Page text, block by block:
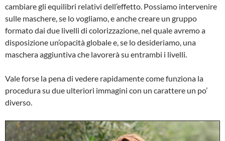
cambiare gli equilibri relativi dell’effetto. Possiamo intervenire
sulle maschere, se lo vogliamo, e anche creare un gruppo
formato dai due livelli di colorizzazione, nel quale avremo a
disposizione un’opacità globale e, se lo desideriamo, una
maschera aggiuntiva che lavorerà su entrambi i livelli.
Vale forse la pena di vedere rapidamente come funziona la
procedura su due ulteriori immagini con un carattere un po’
diverso.